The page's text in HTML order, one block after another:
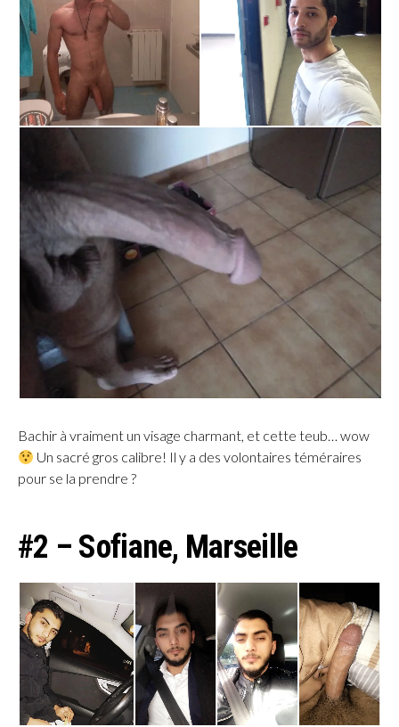
Bachir à vraiment un visage charmant, et cette teub… wow
Un sacré gros calibre! Il y a des volontaires téméraires
pour se la prendre ?
#2 – Sofiane, Marseille